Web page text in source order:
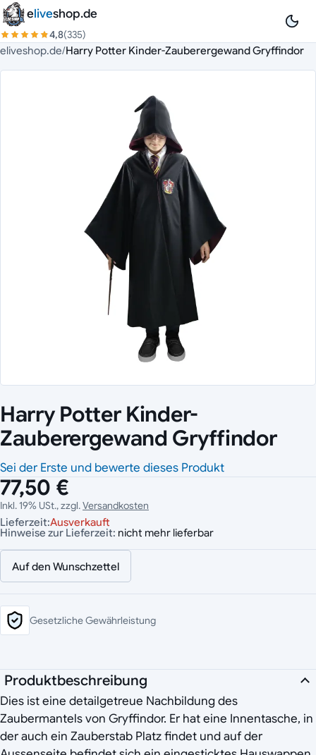
Zum Inhalt springen
eliveshop.de
4,8(335)
eliveshop.de/Harry Potter Kinder-Zauberergewand Gryffindor
Harry Potter Kinder-
Zauberergewand Gryffindor
Sei der Erste und bewerte dieses Produkt
77,50 €
Inkl. 19% USt., zzgl.Versandkosten
Lieferzeit:Ausverkauft
Hinweise zur Lieferzeit: nicht mehr lieferbar
Auf den Wunschzettel
Gesetzliche Gewährleistung
Produktbeschreibung
Dies ist eine detailgetreue Nachbildung des
Zaubermantels von Gryffindor. Er hat eine Innentasche, in
der auch ein Zauberstab Platz findet und auf der